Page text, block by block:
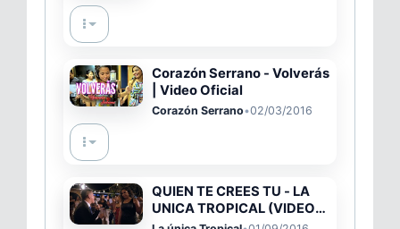
Corazón Serrano - Volverás
| Video Oficial
Corazón Serrano•02/03/2016
QUIEN TE CREES TU - LA
UNICA TROPICAL (VIDEO
OFICIAL)